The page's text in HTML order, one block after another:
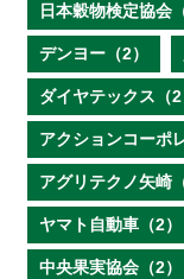
日本穀物検定協会
デンヨー（2）
ダイヤテックス（2
アクションコーポ
アグリテクノ矢崎
ヤマト自動車（2）
中央果実協会（2）